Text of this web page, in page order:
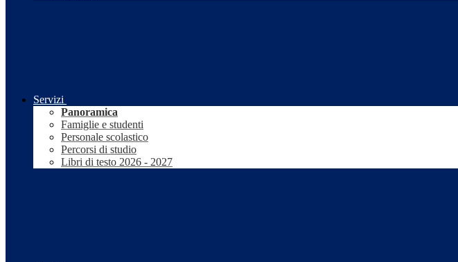
Servizi
Panoramica
Famiglie e studenti
Personale scolastico
Percorsi di studio
Libri di testo 2026 - 2027